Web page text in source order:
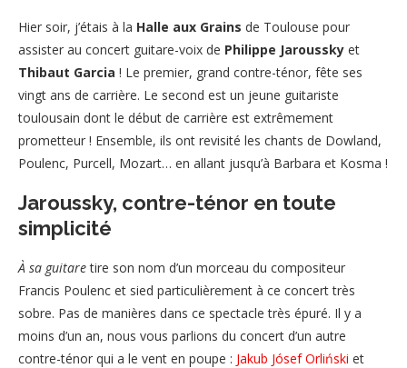
Hier soir, j’étais à la Halle aux Grains de Toulouse pour
assister au concert guitare-voix de Philippe Jaroussky et
Thibaut Garcia ! Le premier, grand contre-ténor, fête ses
vingt ans de carrière. Le second est un jeune guitariste
toulousain dont le début de carrière est extrêmement
prometteur ! Ensemble, ils ont revisité les chants de Dowland,
Poulenc, Purcell, Mozart… en allant jusqu’à Barbara et Kosma !
Jaroussky, contre-ténor en toute
simplicité
À sa guitaretire son nom d’un morceau du compositeur
Francis Poulenc et sied particulièrement à ce concert très
sobre. Pas de manières dans ce spectacle très épuré. Il y a
moins d’un an, nous vous parlions du concert d’un autre
contre-ténor qui a le vent en poupe : Jakub Jósef Orliński et